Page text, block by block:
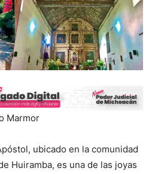
Marmor
ubicado en la comunidad
Huiramba, es una de las joyas